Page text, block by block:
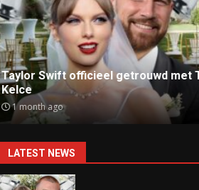
Ray J klaagt Kim Kardashian aan om
sekstape
9 months ago
LATEST NEWS